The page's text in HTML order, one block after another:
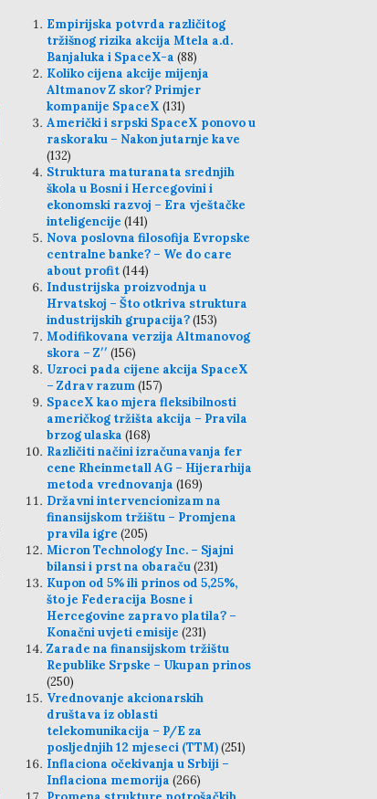
Empirijska potvrda različitog
tržišnog rizika akcija Mtela a.d.
Banjaluka i SpaceX-a (88)
Koliko cijena akcije mijenja
Altmanov Z skor? Primjer
kompanije SpaceX (131)
Američki i srpski SpaceX ponovo u
raskoraku – Nakon jutarnje kave
(132)
Struktura maturanata srednjih
škola u Bosni i Hercegovini i
ekonomski razvoj – Era vještačke
inteligencije (141)
Nova poslovna filosofija Evropske
centralne banke? – We do care
about profit(144)
Industrijska proizvodnja u
Hrvatskoj – Što otkriva struktura
industrijskih grupacija?(153)
Modifikovana verzija Altmanovog
skora – Z′′ (156)
Uzroci pada cijene akcija SpaceX
– Zdrav razum(157)
SpaceX kao mjera fleksibilnosti
američkog tržišta akcija – Pravila
brzog ulaska (168)
Različiti načini izračunavanja fer
cene Rheinmetall AG – Hijerarhija
metoda vrednovanja (169)
Državni intervencionizam na
finansijskom tržištu – Promjena
pravila igre (205)
Micron Technology Inc. – Sjajni
bilansi i prst na obaraču(231)
Kupon od 5% ili prinos od 5,25%,
što je Federacija Bosne i
Hercegovine zapravo platila? –
Konačni uvjeti emisije (231)
Zarade na finansijskom tržištu
Republike Srpske – Ukupan prinos
(250)
Vrednovanje akcionarskih
društava iz oblasti
telekomunikacija – P/E za
posljednjih 12 mjeseci (TTM)(251)
Inflaciona očekivanja u Srbiji –
Inflaciona memorija (266)